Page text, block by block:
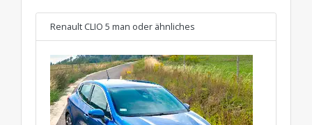
Renault CLIO 5 man oder ähnliches